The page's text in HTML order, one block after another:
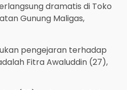
dramatis di Toko
Gunung Maligas,
pengejaran terhadap
Fitra Awaluddin (27),